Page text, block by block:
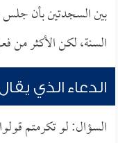
بين السجدتين بأن جلس
السنة، لكن الأكثر من
الدعاء الذي
السؤال: لو تكرمتم